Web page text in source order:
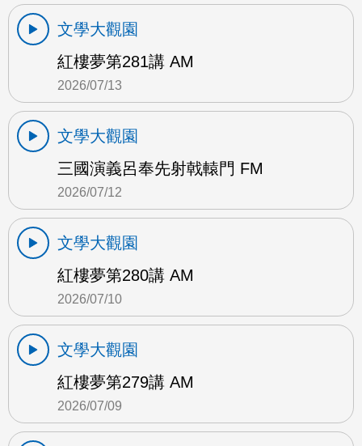
文學大觀園
紅樓夢第281講 AM
2026/07/13
文學大觀園
三國演義呂奉先射戟轅門 FM
2026/07/12
文學大觀園
紅樓夢第280講 AM
2026/07/10
文學大觀園
紅樓夢第279講 AM
2026/07/09